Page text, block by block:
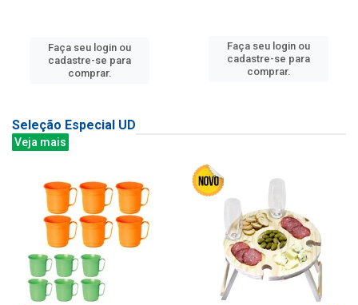
Faça seu login ou
cadastre-se para
comprar.
Faça seu login ou
cadastre-se para
comprar.
Seleção Especial UD
Veja mais